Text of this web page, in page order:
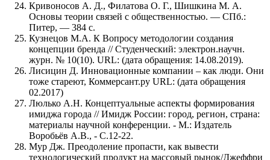
Кривоносов А. Д., Филатова О. Г., Шишкина М. А.
Основы теории связей с общественностью. — СПб.:
Питер, — 384 c.
Кузнецов М.А. К Вопросу методологии создания
концепции бренда // Студенческий: электрон.научн.
журн. № 10(10). URL: (дата обращения: 14.08.2019).
Лисицин Д. Инновационные компании – как люди. Они
тоже стареют, Коммерсант.ру URL: (дата обращения
02.2017)
Люлько А.Н. Концептуальные аспекты формирования
имиджа города // Имидж России: город, регион, страна:
материалы научной конференции. - М.: Издатель
Воробьёв А.В., - С.12-22.
Мур Дж. Преодоление пропасти, как вывести
технологический продукт на массовый рынок/Джеффри